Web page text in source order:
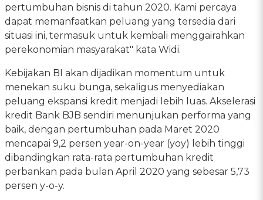
pertumbuhan bisnis di tahun 2020. Kami percaya
dapat memanfaatkan peluang yang tersedia dari
situasi ini, termasuk untuk kembali menggairahkan
perekonomian masyarakat" kata Widi.
Kebijakan BI akan dijadikan momentum untuk
menekan suku bunga, sekaligus menyediakan
peluang ekspansi kredit menjadi lebih luas. Akselerasi
kredit Bank BJB sendiri menunjukan performa yang
baik, dengan pertumbuhan pada Maret 2020
mencapai 9,2 persen year-on-year (yoy) lebih tinggi
dibandingkan rata-rata pertumbuhan kredit
perbankan pada bulan April 2020 yang sebesar 5,73
persen y-o-y.